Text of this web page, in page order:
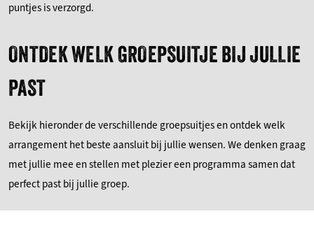
puntjes is verzorgd.
ONTDEK WELK GROEPSUITJE BIJ JULLIE
PAST
Bekijk hieronder de verschillende groepsuitjes en ontdek welk
arrangement het beste aansluit bij jullie wensen. We denken graag
met jullie mee en stellen met plezier een programma samen dat
perfect past bij jullie groep.